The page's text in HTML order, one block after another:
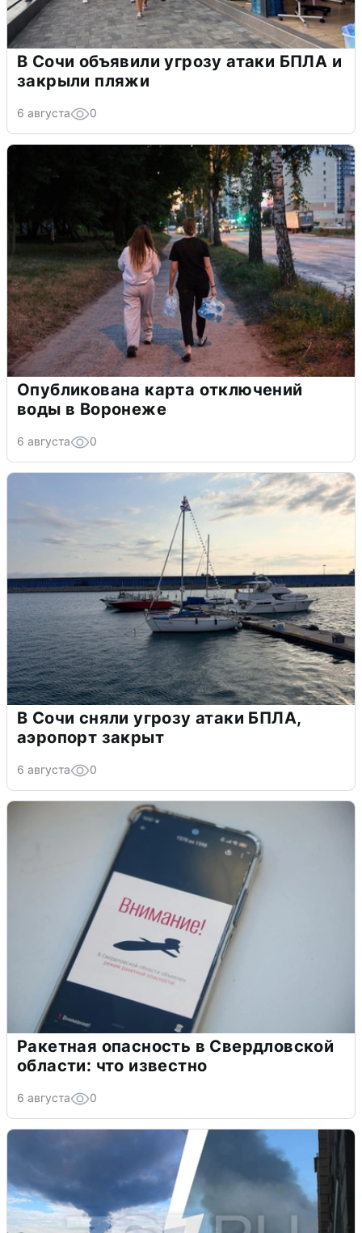
В Сочи объявили угрозу атаки БПЛА и
закрыли пляжи
6 августа 0
Опубликована карта отключений
воды в Воронеже
6 августа 0
В Сочи сняли угрозу атаки БПЛА,
аэропорт закрыт
6 августа 0
Ракетная опасность в Свердловской
области: что известно
6 августа 0